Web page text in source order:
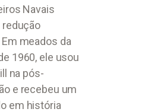
Navais
redução
meados da
1960, ele usou
na pós-
e recebeu um
em história